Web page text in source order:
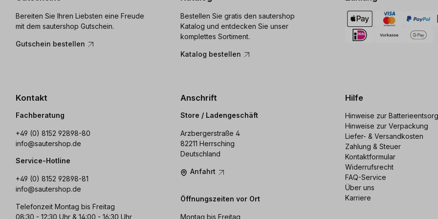
Bereiten Sie Ihren Liebsten eine Freude
mit dem sautershop Gutschein.
Gutschein bestellen
Bestellen Sie gratis den sautershop
Katalog und entdecken Sie unser
komplettes Sortiment.
Katalog bestellen
Kontakt
Fachberatung
+49 (0) 8152 92898-80
info@sautershop.de
Service-Hotline
+49 (0) 8152 92898-81
info@sautershop.de
Telefonzeit Montag bis Freitag
08:30 - 12:30 Uhr & 14:00 - 16:30 Uhr
Anschrift
Store / Ladengeschäft
Arzbergerstraße 4
82211 Herrsching
Deutschland
Anfahrt
Öffnungszeiten vor Ort
Montag bis Freitag
Hilfe
Hinweise zur
Hinweise zur Verpackung
Liefer- & Versandkosten
Zahlung & Steuer
Kontaktformular
Widerrufsrecht
FAQ-Service
Über uns
Karriere